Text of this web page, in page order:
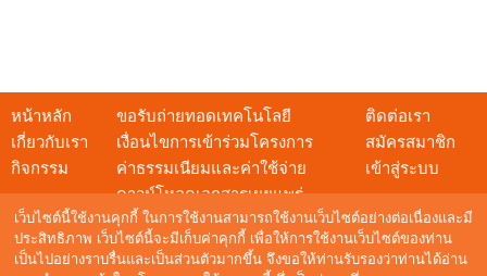
เว็บไซต์นี้ใช้งานคุกกี้ ในการใช้งานสามารถใช้งานเว็บไซต์อย่างต่อเนื่องและมี
ประสิทธิภาพ เว็บไซต์นี้จะมีเก็บค่าคุกกี้ เพื่อให้การใช้งานเว็บไซต์ของท่าน
เป็นไปอย่างราบรื่นและเป็นส่วนตัวมากขึ้น จึงขอให้ท่านรับรองว่าท่านได้อ่าน
หน้าหลัก
เกี่ยวกับเรา
กิจกรรม
ขอรับถ่ายทอดเทคโนโลยี
เงื่อนไขการเข้าร่วมโครงการ
ค่าธรรมเนียมและค่าใช้จ่าย
ดาวน์โหลดเอกสารเผยแพร่
ติดต่อเรา
สมัครสมาชิก
เข้าสู่ระบบ